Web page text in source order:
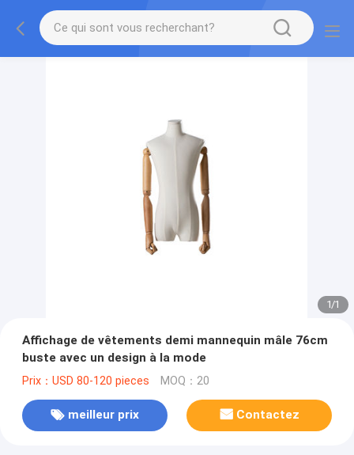
1/1
Affichage de vêtements demi mannequin mâle 76cm
buste avec un design à la mode
Prix：USD 80-120 pieces MOQ：20
meilleur prix Contactez